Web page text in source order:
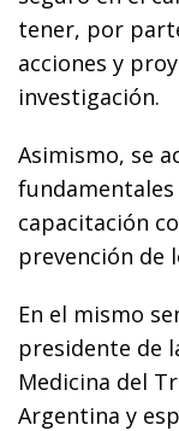
tener, por
acciones y
investigación.
Asimismo, se
capacitación
prevención de
En el mismo
presidente de
Medicina del
Argentina y